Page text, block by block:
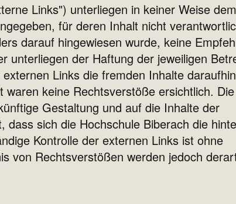
Links") unterliegen in keiner Weise dem
für deren Inhalt nicht
darauf hingewiesen wurde, keine
unterliegen der Haftung der jeweiligen
Links die fremden Inhalte daraufhin
keine Rechtsverstöße ersichtlich. Die
Gestaltung und auf die Inhalte der
sich die Hochschule Biberach die
Kontrolle der externen Links ist ohne
von Rechtsverstößen werden jedoch